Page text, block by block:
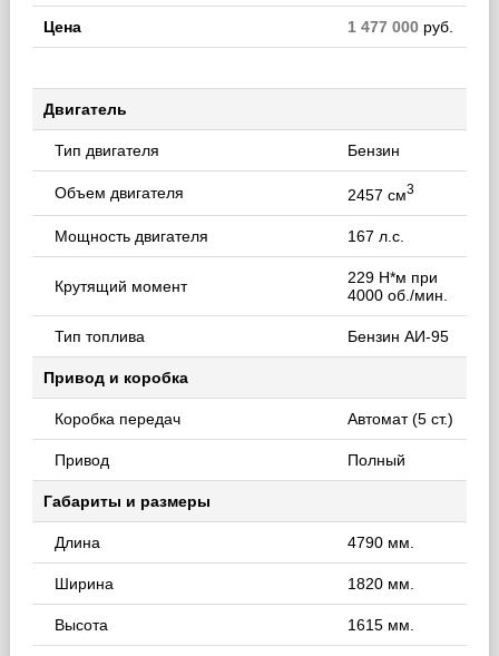
Цена 1 477 000руб.
Двигатель
Тип двигателя Бензин
Объем двигателя 2457 см3
Мощность двигателя 167 л.с.
Крутящий момент
229 Н*м при
4000 об./мин.
Тип топлива Бензин АИ-95
Привод и коробка
Коробка передач Автомат (5 ст.)
Привод Полный
Габариты и размеры
Длина 4790 мм.
Ширина 1820 мм.
Высота 1615 мм.